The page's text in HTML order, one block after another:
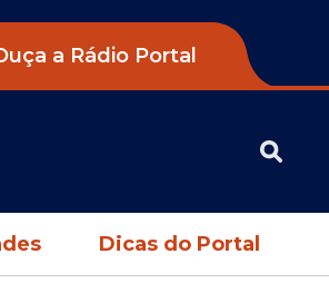
a Rádio Portal
Dicas do Portal